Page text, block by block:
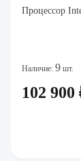
Процессор
Наличие: 9 шт.
102 900